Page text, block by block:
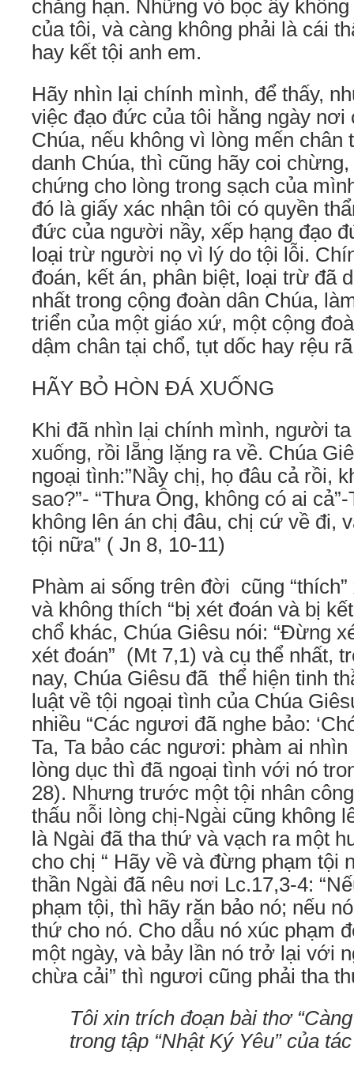
chẳng hạn. Những vỏ bọc ấy
của tôi, và càng không phải là cái
hay kết tội anh em.
Hãy nhìn lại chính mình, để thấy,
việc đạo đức của tôi hằng ngày nơi
Chúa, nếu không vì lòng mến chân
danh Chúa, thì cũng hãy coi
chứng cho lòng trong sạch của
đó là giấy xác nhận tôi có quyền
đức của người nầy, xếp hạng đạo
loại trừ người nọ vì lý do tội lỗi.
đoán, kết án, phân biệt, loại trừ đã
nhất trong cộng đoàn dân Chúa,
triển của một giáo xứ, một cộng
dậm chân tại chổ, tụt dốc hay rệu
HÃY BỎ HÒN ĐÁ XUỐNG
Khi đã nhìn lại chính mình, người
xuống, rồi lẵng lặng ra về. Chúa
ngoại tình:”Nầy chị, họ đâu cả rồi,
sao?”- “Thưa Ông, không có ai
không lên án chị đâu, chị cứ về đi,
tội nữa” ( Jn 8, 10-11)
Phàm ai sống trên đời cũng
và không thích “bị xét đoán và bị
chổ khác, Chúa Giêsu nói: “Đừng
xét đoán” (Mt 7,1) và cụ thể nhất,
nay, Chúa Giêsu đã thể hiện tinh
luật về tội ngoại tình của Chúa
nhiều “Các ngươi đã nghe bảo:
Ta, Ta bảo các ngươi: phàm ai
lòng dục thì đã ngoại tình với nó
28). Nhưng trước một tội nhân
thấu nỗi lòng chị-Ngài cũng không
là Ngài đã tha thứ và vạch ra một
cho chị “ Hãy về và đừng phạm tội
thần Ngài đã nêu nơi Lc.17,3-4:
phạm tội, thì hãy răn bảo nó; nếu
thứ cho nó. Cho dẫu nó xúc phạm
một ngày, và bảy lần nó trở lại với
chừa cải” thì ngươi cũng phải tha
Tôi xin trích đoạn bài thơ
trong tập “Nhật Ký Yêu” của